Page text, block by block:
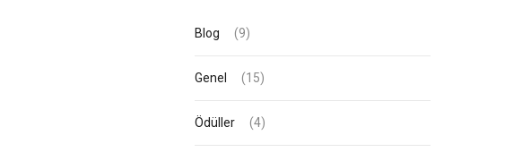
Blog (9)
Genel (15)
Ödüller (4)